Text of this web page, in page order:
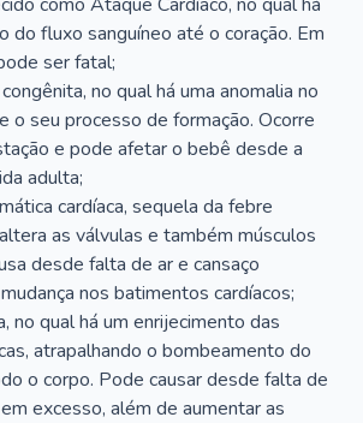
do fluxo sanguíneo até o coração. Em
ser fatal;
no qual há uma anomalia no
o seu processo de formação. Ocorre
e pode afetar o bebê desde a
adulta;
cardíaca, sequela da febre
as válvulas e também músculos
desde falta de ar e cansaço
nos batimentos cardíacos;
no qual há um enrijecimento das
atrapalhando o bombeamento do
o corpo. Pode causar desde falta de
excesso, além de aumentar as